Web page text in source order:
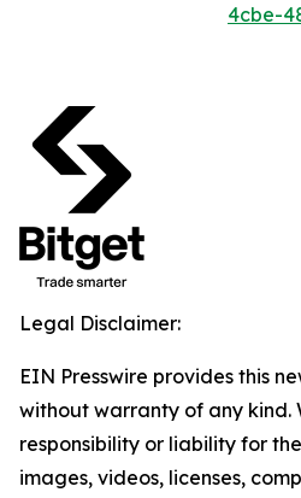
4cbe-
Legal Disclaimer:
EIN Presswire provides this
without warranty of any kind.
responsibility or liability for
images, videos, licenses,